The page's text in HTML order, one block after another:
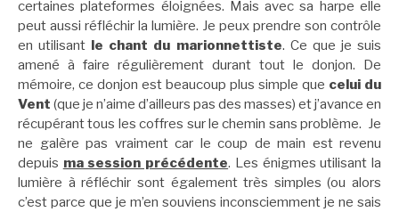
certaines plateformes éloignées. Mais avec sa harpe elle
peut aussi réfléchir la lumière. Je peux prendre son contrôle
en utilisant le chant du marionnettiste. Ce que je suis
amené à faire régulièrement durant tout le donjon. De
mémoire, ce donjon est beaucoup plus simple que celui du
Vent (que je n’aime d’ailleurs pas des masses) et j’avance en
récupérant tous les coffres sur le chemin sans problème. Je
ne galère pas vraiment car le coup de main est revenu
depuis ma session précédente. Les énigmes utilisant la
lumière à réfléchir sont également très simples (ou alors
c’est parce que je m’en souviens inconsciemment je ne sais